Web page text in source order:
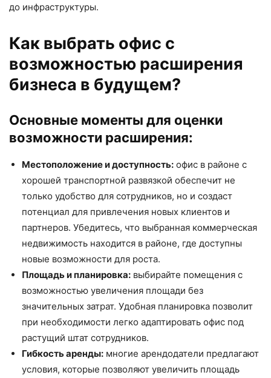
до инфраструктуры.
Как выбрать офис с
возможностью расширения
бизнеса в будущем?
Основные моменты для оценки
возможности расширения:
Местоположение и доступность: офис в районе с
хорошей транспортной развязкой обеспечит не
только удобство для сотрудников, но и создаст
потенциал для привлечения новых клиентов и
партнеров. Убедитесь, что выбранная коммерческая
недвижимость находится в районе, где доступны
новые возможности для роста.
Площадь и планировка: выбирайте помещения с
возможностью увеличения площади без
значительных затрат. Удобная планировка позволит
при необходимости легко адаптировать офис под
растущий штат сотрудников.
Гибкость аренды: многие арендодатели предлагают
условия, которые позволяют увеличить площадь